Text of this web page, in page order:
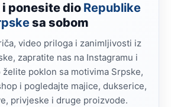
ponesite dio Republike
sa sobom
video priloga i zanimljivosti iz
zapratite nas na Instagramu i
želite poklon sa motivima Srpske,
i pogledajte majice, dukserice,
privjeske i druge proizvode.